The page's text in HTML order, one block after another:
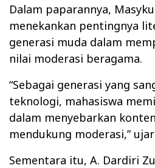
Dalam paparannya,
menekankan pentingnya
generasi muda dalam
nilai moderasi beragama.
“Sebagai generasi yang
teknologi, mahasiswa
dalam menyebarkan
mendukung moderasi,”
Sementara itu, A. Dardiri